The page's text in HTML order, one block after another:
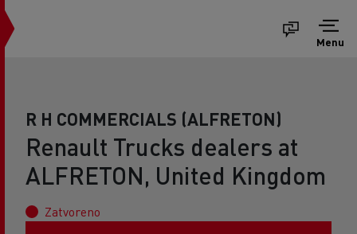
Menu
R H COMMERCIALS (ALFRETON)
Renault Trucks dealers at
ALFRETON, United Kingdom
Zatvoreno